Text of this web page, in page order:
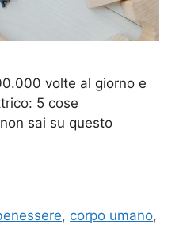
volte al giorno e
5 cose
sai su questo
, corpo umano,